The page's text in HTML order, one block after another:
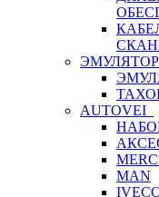
AUTOVEI
MAN